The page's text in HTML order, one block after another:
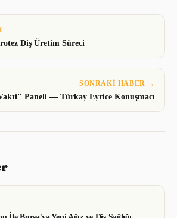
Diş Üretim Süreci
SONRAKI HABER →
Paneli — Türkay Eyrice Konuşmacı